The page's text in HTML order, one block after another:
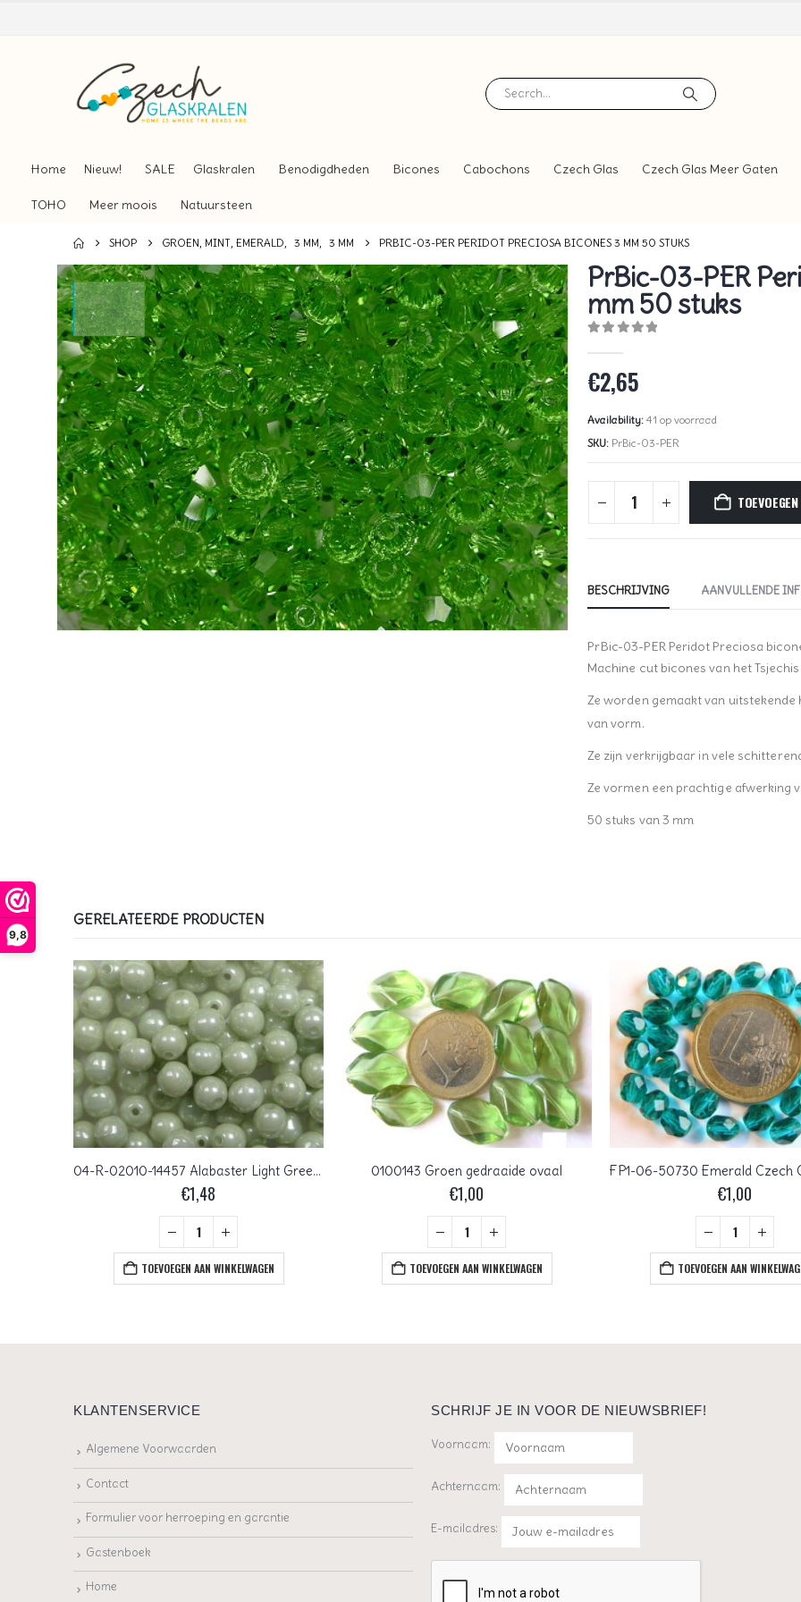
9,8
Home Nieuw! SALE Glaskralen Benodigdheden Bicones Cabochons Czech Glas Czech Glas Meer Gaten
TOHO Meer moois Natuursteen
SHOP GROEN, MINT, EMERALD, 3 MM, 3 MM PRBIC-03-PER PERIDOT PRECIOSA BICONES 3 MM 50 STUKS
PrBic-03-PER
mm 50 stuks
€2,65
Availability: 41 op voorraad
SKU: PrBic-03-PER
BESCHRIJVING AANVULLENDE
PrBic-03-PER Peridot Preciosa
Machine cut bicones van het
Ze worden gemaakt van
van vorm.
Ze zijn verkrijgbaar in vele
Ze vormen een prachtige afwerking
50 stuks van 3 mm
GERELATEERDE PRODUCTEN
04-R-02010-14457 Alabaster Light Green (Mint) Luster round 4 mm. 100 pc.
€1,48
TOEVOEGEN AAN WINKELWAGEN
0100143 Groen gedraaide ovaal
€1,00
TOEVOEGEN AAN WINKELWAGEN
€1,00
TOEVOEGEN AAN
KLANTENSERVICE
Algemene Voorwaarden
Contact
Formulier voor herroeping en garantie
Gastenboek
Home
SCHRIJF JE IN VOOR DE NIEUWSBRIEF!
Voornaam:
Achternaam:
E-mailadres: